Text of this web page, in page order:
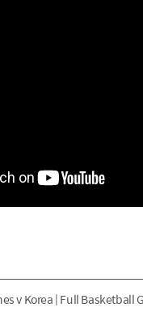
v Korea | Full